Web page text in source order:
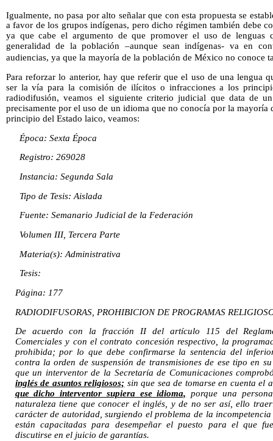
Igualmente, no pasa por alto señalar que con esta propuesta se
a favor de los grupos indígenas, pero dicho régimen también debe
ya que cabe el argumento de que promover el uso de lenguas
generalidad de la población –aunque sean indígenas- va en
audiencias, ya que la mayoría de la población de México no conoce
Para reforzar lo anterior, hay que referir que el uso de una lengua
ser la vía para la comisión de ilícitos o infracciones a los
radiodifusión, veamos el siguiente criterio judicial que data de
precisamente por el uso de un idioma que no conocía por la
principio del Estado laico, veamos:
Época: Sexta Época
Registro: 269028
Instancia: Segunda Sala
Tipo de Tesis: Aislada
Fuente: Semanario Judicial de la Federación
Volumen III, Tercera Parte
Materia(s): Administrativa
Tesis:
Página: 177
RADIODIFUSORAS, PROHIBICION DE PROGRAMAS
De acuerdo con la fracción II del artículo 115 del
Comerciales y con el contrato concesión respectivo, la
prohibida; por lo que debe confirmarse la sentencia del
contra la orden de suspensión de transmisiones de ese tipo en
que un interventor de la Secretaría de Comunicaciones
inglés de asuntos religiosos; sin que sea de tomarse en cuenta el
que dicho interventor supiera ese idioma, porque una
naturaleza tiene que conocer el inglés, y de no ser así, ello
carácter de autoridad, surgiendo el problema de la
están capacitadas para desempeñar el puesto para el que
discutirse en el juicio de garantías.